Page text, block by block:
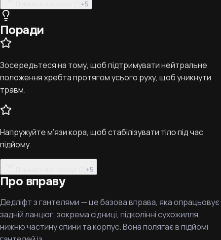
+5
Поради
Зосередьтеся на тому, щоб підтримувати нейтральне
положення хребта протягом усього руху, щоб уникнути
травм.
Напружуйте м’язи кора, щоб стабілізувати тіло під час
підйому.
+5
Про вправу
Дедліфт з гантелями — це базова вправа, яка опрацьовує
задній ланцюг, зокрема сідниці, підколінні сухожилля,
нижню частину спини та корпус. Вона полягає в підйомі